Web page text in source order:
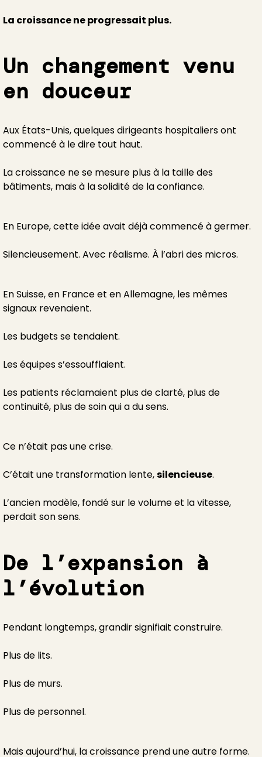
La croissance ne progressait plus.
Un changement venu
en douceur
Aux États-Unis, quelques dirigeants hospitaliers ont
commencé à le dire tout haut.
La croissance ne se mesure plus à la taille des
bâtiments, mais à la solidité de la confiance.
En Europe, cette idée avait déjà commencé à germer.
Silencieusement. Avec réalisme. À l’abri des micros.
En Suisse, en France et en Allemagne, les mêmes
signaux revenaient.
Les budgets se tendaient.
Les équipes s’essoufflaient.
Les patients réclamaient plus de clarté, plus de
continuité, plus de soin qui a du sens.
Ce n’était pas une crise.
C’était une transformation lente,silencieuse.
L’ancien modèle, fondé sur le volume et la vitesse,
perdait son sens.
De l’expansion à
l’évolution
Pendant longtemps, grandir signifiait construire.
Plus de lits.
Plus de murs.
Plus de personnel.
Mais aujourd’hui, la croissance prend une autre forme.